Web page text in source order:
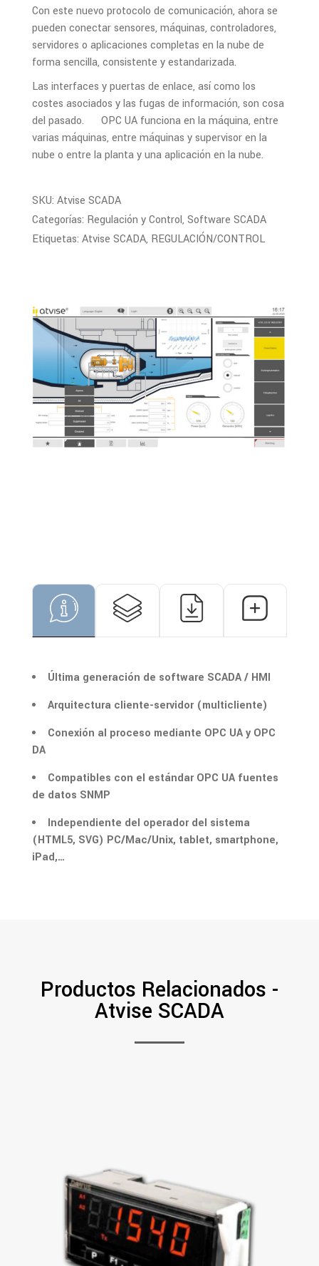
Con este nuevo protocolo de comunicación, ahora se
pueden conectar sensores, máquinas, controladores,
servidores o aplicaciones completas en la nube de
forma sencilla, consistente y estandarizada.
Las interfaces y puertas de enlace, así como los
costes asociados y las fugas de información, son cosa
del pasado. OPC UA funciona en la máquina, entre
varias máquinas, entre máquinas y supervisor en la
nube o entre la planta y una aplicación en la nube.
SKU: Atvise SCADA
Categorías: Regulación y Control, Software SCADA
Etiquetas: Atvise SCADA, REGULACIÓN/CONTROL
Última generación de software SCADA / HMI
Arquitectura cliente-servidor (multicliente)
Conexión al proceso mediante OPC UA y OPC
DA
Compatibles con el estándar OPC UA fuentes
de datos SNMP
Independiente del operador del sistema
(HTML5, SVG) PC/Mac/Unix, tablet, smartphone,
iPad,…
Productos Relacionados -
Atvise SCADA